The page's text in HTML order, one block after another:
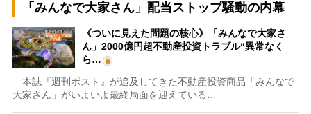
「みんなで大家さん」配当ストップ騒動の内幕
《ついに見えた問題の核心》「みんなで大家さ
ん」2000億円超不動産投資トラブル“異常なく
ら…
本誌『週刊ポスト』が追及してきた不動産投資商品「みんなで
大家さん」がいよいよ最終局面を迎えている…